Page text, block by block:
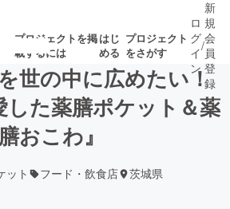
プロジェクトを掲
載するには
はじ
める
プロジェクト
をさがす
目の新着プロ募集終了が近いプ
ロ
グ
イ
ン
/
新
規
会
員
登
録
世の中に広めたい！
した薬膳ポケット＆薬
膳おこわ』
ット フード・飲食店 茨城県